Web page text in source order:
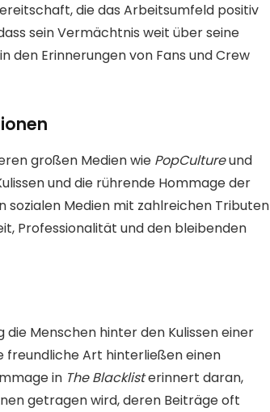
die das Arbeitsumfeld positiv
sein Vermächtnis weit über seine
den Erinnerungen von Fans und Crew
großen Medien wie PopCultureund
und die rührende Hommage der
sozialen Medien mit zahlreichen Tributen
Professionalität und den bleibenden
Menschen hinter den Kulissen einer
freundliche Art hinterließen einen
in The Blacklisterinnert daran,
getragen wird, deren Beiträge oft